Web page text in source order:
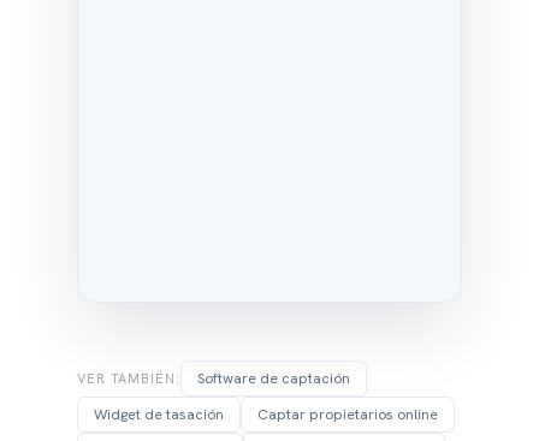
VER TAMBIÉN:
Software de captación
Widget de tasación
Captar propietarios online